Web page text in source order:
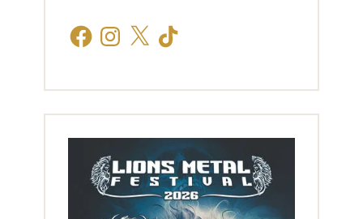
FacebookInstagram
X TikTok